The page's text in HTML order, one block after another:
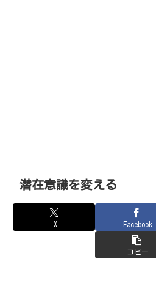
潜在意識を変える
X Facebook
コピー